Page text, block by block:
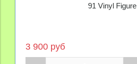
91 Vinyl Figure
3 900 руб